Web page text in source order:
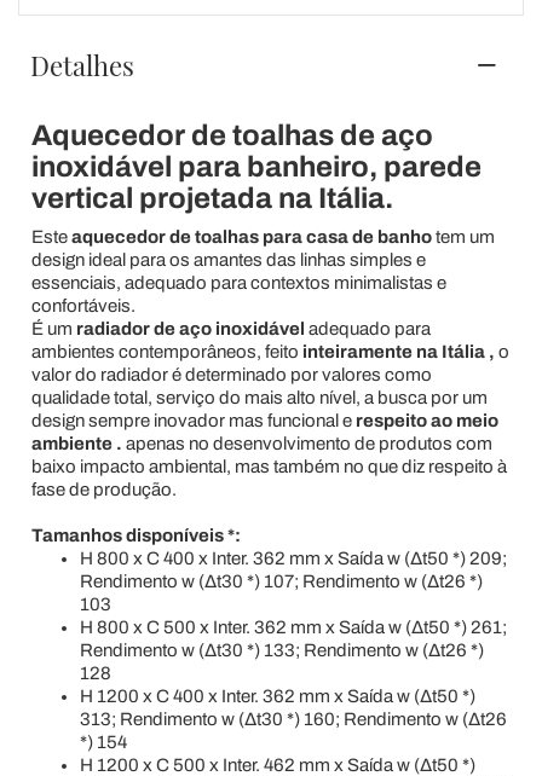
Detalhes
Aquecedor de toalhas de aço
inoxidável para banheiro, parede
vertical projetada na Itália.
Esteaquecedor de toalhas para casa de banhotem um
design ideal para os amantes das linhas simples e
essenciais, adequado para contextos minimalistas e
confortáveis.
É um radiador de aço inoxidável adequado para
ambientes contemporâneos, feito inteiramente na Itália , o
valor do radiador é determinado por valores como
qualidade total, serviço do mais alto nível, a busca por um
design sempre inovador mas funcional e respeito ao meio
ambiente . apenas no desenvolvimento de produtos com
baixo impacto ambiental, mas também no que diz respeito à
fase de produção.
Tamanhos disponíveis *:
H 800 x C 400 x Inter. 362 mm x Saída w (Δt50 *) 209;
Rendimento w (Δt30 *) 107; Rendimento w (Δt26 *)
103
H 800 x C 500 x Inter. 362 mm x Saída w (Δt50 *) 261;
Rendimento w (Δt30 *) 133; Rendimento w (Δt26 *)
128
H 1200 x C 400 x Inter. 362 mm x Saída w (Δt50 *)
313; Rendimento w (Δt30 *) 160; Rendimento w (Δt26
*) 154
H 1200 x C 500 x Inter. 462 mm x Saída w (Δt50 *)